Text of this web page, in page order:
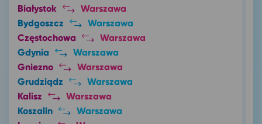
Białystok
Warszawa
Bydgoszcz
Warszawa
Częstochowa
Warszawa
Gdynia
Warszawa
Gniezno
Warszawa
Grudziądz
Warszawa
Kalisz
Warszawa
Koszalin
Warszawa